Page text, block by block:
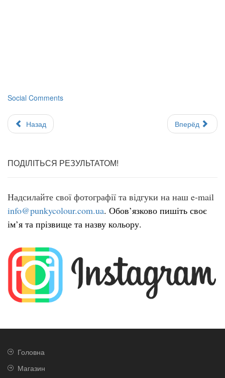
Social Comments
Назад Вперёд
ПОДІЛІТЬСЯ РЕЗУЛЬТАТОМ!
Надсилайте свої фотографії та відгуки на наш e-mail
info@punkycolour.com.ua. Обов’язково пишіть своє
ім’я та прізвище та назву кольору.
Головна
Магазин